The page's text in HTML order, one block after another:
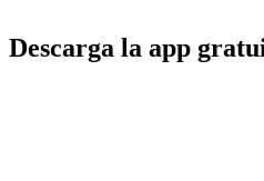
Descarga la app